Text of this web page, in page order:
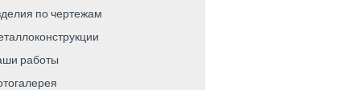
по чертежам
работы